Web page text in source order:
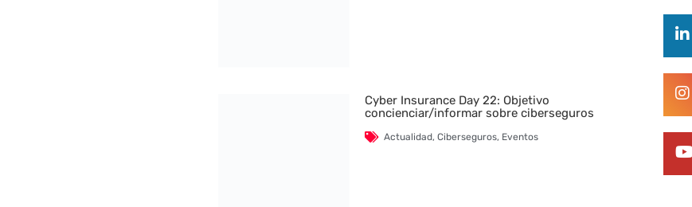
Cyber Insurance Day 22: Objetivo
concienciar/informar sobre ciberseguros
Actualidad, Ciberseguros, Eventos